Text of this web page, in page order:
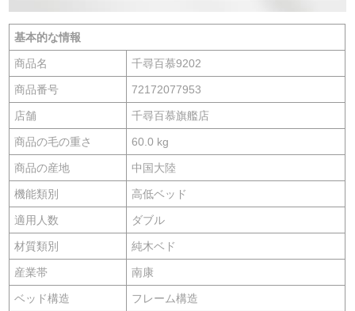
基本的な情報
商品名 千尋百慕9202
商品番号 72172077953
店舗 千尋百慕旗艦店
商品の毛の重さ 60.0 kg
商品の産地 中国大陸
機能類別 高低ベッド
適用人数 ダブル
材質類別 純木ベド
産業帯 南康
ベッド構造 フレーム構造